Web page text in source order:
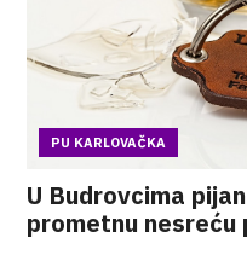
PU KARLOVAČKA
U Budrovcima
prometnu